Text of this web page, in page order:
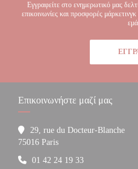
Εγγραφείτε στο ενημερωτικό μας
επικοινωνίες και προσφορές
Επικοινωνήστε μαζί μας
29, rue du Docteur-Blanche
75016 Paris((ανοίγει σε νέο
01 42 24 19 33